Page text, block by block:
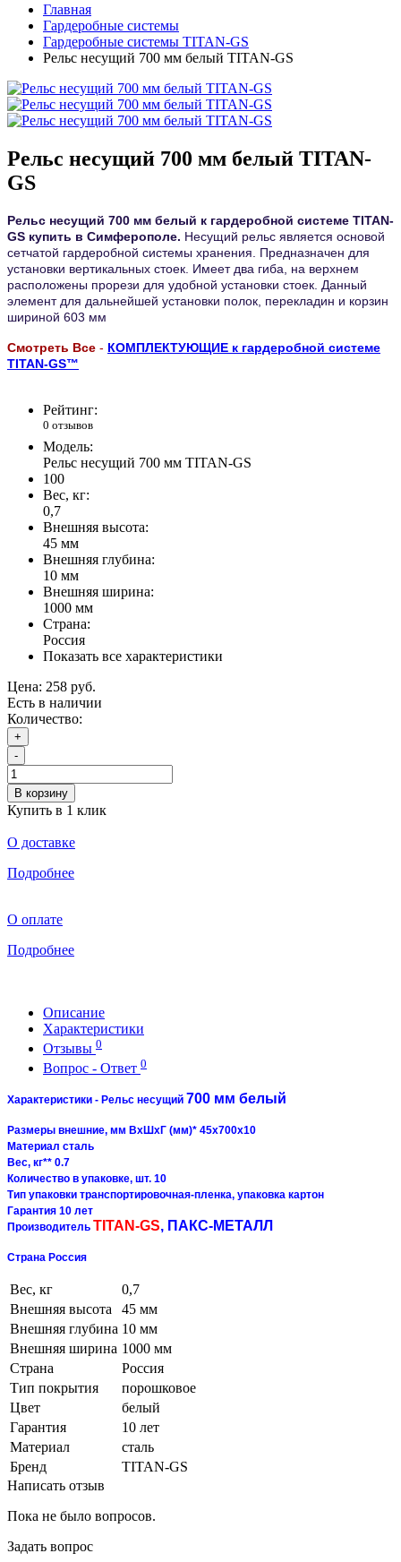
Главная
Гардеробные системы
Гардеробные системы TITAN-GS
Рельс несущий 700 мм белый TITAN-GS
Рельс несущий 700 мм белый TITAN-
GS
Рельс несущий 700 мм белый к гардеробной системе TITAN-
GS купить в Симферополе. Несущий рельс является основой
сетчатой гардеробной системы хранения. Предназначен для
установки вертикальных стоек. Имеет два гиба, на верхнем
расположены прорези для удобной установки стоек. Данный
элемент для дальнейшей установки полок, перекладин и корзин
шириной 603 мм
Смотреть Все - КОМПЛЕКТУЮЩИЕ к гардеробной системе
TITAN-GS™
Рейтинг:
0 отзывов
Модель:
Рельс несущий 700 мм TITAN-GS
100
Вес, кг:
0,7
Внешняя высота:
45 мм
Внешняя глубина:
10 мм
Внешняя ширина:
1000 мм
Страна:
Россия
Показать все характеристики
Цена: 258 руб.
Есть в наличии
Количество:
+
-
В корзину
Купить в 1 клик
О доставке
Подробнее
О оплате
Подробнее
Описание
Характеристики
Отзывы 0
Вопрос - Ответ 0
Характеристики - Рельс несущий 700 мм белый
Размеры внешние, мм ВхШхГ (мм)* 45x700x10
Материал сталь
Вес, кг** 0.7
Количество в упаковке, шт. 10
Тип упаковки транспортировочная-пленка, упаковка картон
Гарантия 10 лет
Производитель TITAN-GS, ПАКС-МЕТАЛЛ
Страна Россия
Вес, кг
0,7
Внешняя высота
45 мм
Внешняя глубина 10 мм
Внешняя ширина 1000 мм
Страна
Россия
Тип покрытия
порошковое
Цвет
белый
Гарантия
10 лет
Материал
сталь
Бренд
TITAN-GS
Написать отзыв
Пока не было вопросов.
Задать вопрос